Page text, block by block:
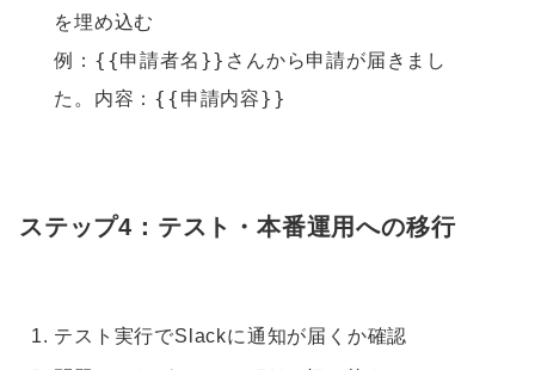
を埋め込む
例： {{申請者名}}さんから申請が届きまし
た。内容：{{申請内容}}
ステップ4：テスト・本番運用への移行
テスト実行でSlackに通知が届くか確認